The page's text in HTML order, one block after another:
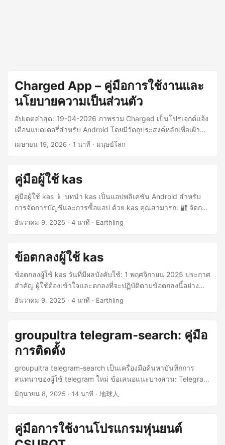
Charged App – คู่มือการใช้งานและ
นโยบายความเป็นส่วนตัว
อัปเดตล่าสุด: 19-04-2026 ภาพรวม Charged เป็นโปรเจกต์แจ้ง
เตือนแบตเตอรี่สำหรับ Android โดยมีวัตถุประสงค์หลักเพื่อเฝ้า
ติดตามสถานะการชาร์จของอุปกรณ์ในเครื่อง และแจ้งเตือนเมื่อ
แบตเตอรี่ชาร์จเต็ม คำแนะนำการใช้งาน หลังจากติดตั้งและเปิด
(เช่น การแจ้งเตือน ข้ามการเพิ่มประสิทธิภาพแบตเตอรี่ ฯลฯ) ทุก
ครั้งที่ชาร์จ ให้เปิดแอปด้วยตนเอง แอปจะตรวจสอบสถานะ
แบตเตอรี่อัตโนมัติระหว่างชาร์จ และเมื่อแบตเตอรี่เต็มจะประกาศ
เตือนที่คุณตั้งไว้ซ้ำ ๆ ด้วยเสียง เมื่อแบตเตอรี่ชาร์จเต็ม เพียงถอด
สายชาร์จ แอปจะปิดตัวเองโดยอัตโนมัติ ไม่ต้องกดปุ่มใด ๆ บน
หน้าจอ ในการตั้งค่า คุณสามารถปรับแต่งเนื้อหาการแจ้งเตือน
บ้าง แอป Android จะบันทึกเฉพาะการตั้งค่าภายในเครื่องที่จำเป็น
ต่อการทำงาน เช่น การเลือกภาษา ข้อความแจ้งเตือน สถานะการ
ทำตามคำแนะนำ และช่วงเวลาแจ้งเตือน การตั้งค่าภาษา: ใช้
สำหรับซิงก์ภาษาของอินเทอร์เฟซแอปและภาษาของการแจ้ง
เตือนด้วยเสียง ข้อความแจ้งเตือน: บันทึกเฉพาะในเครื่อง ใช้
สำหรับประกาศเนื้อหาที่คุณตั้งไว้ซ้ำ ๆ เมื่อแบตเตอรี่เต็ม ช่วงเวลา
การแจ้งเตือนซ้ำ คำอธิบายสิทธิ์ แอปจะขอสิทธิ์ต่อไปนี้เพื่อใช้
เฉพาะฟังก์ชันหลัก เช่น การตรวจสอบแบตเตอรี่ การแจ้งเตือน
ด้วยเสียง และการทำงานของบริการอย่างต่อเนื่อง: สิทธิ์บริการ
เบื้องหน้า (android.permission.FOREGROUND_SERVICE,
android.permission.FOREGROUND_SERVICE_SPECIAL_USE)
: สำหรับตรวจสอบสถานะแบตเตอรี่อย่างต่อเนื่อง สิทธิ์การแจ้ง
เตือน (android.permission.POST_NOTIFICATIONS): สำหรับ
ให้บริการตรวจสอบยังคงทำงานระหว่างชาร์จ สิทธิ์เริ่มอัตโนมัติ
เมื่อบูต (android.permission.RECEIVE_BOOT_COMPLETED):
เมษายน 19, 2026 · 1 นาที · มนุษย์โลก
คู่มือผู้ใช้ kas
คู่มือผู้ใช้ kas 📱 บทนำ kas เป็นแอปพลิเคชัน Android สำหรับ
การจัดการบัญชีและการซื้อแอป ด้วย kas คุณสามารถ: 🔐 จัดการ
บัญชีของคุณอย่างปลอดภัย 🔍 ค้นหาและสอบถามข้อมูลแอป 📦 ดู
ประเทศ/ภูมิภาคต่างๆ ⚠️ ข้อควรระวังที่สำคัญ 🚨 โปรดอ่านก่อน
ใช้งาน ก่อนใช้ kas โปรดตรวจสอบให้แน่ใจว่าคุณเข้าใจข้อมูล
สำคัญต่อไปนี้: 😞 สิ่งที่อาจทำให้คุณผิดหวัง เราทราบว่าแอปนี้อาจ
ไม่เหมาะกับทุกคน เพื่อไม่ให้เสียเวลาของคุณ เราจะระบุความ
แตกต่างระหว่างความคาดหวังของผู้ใช้กับประสบการณ์ใช้งาน
จริง รวมถึงประเด็นที่เกี่ยวข้องไว้ก่อน โปรดยืนยันว่าประเด็นด้าน
งานฟรีแต่มีโฆษณา ทุกครั้งที่คุณเปิดแอป จะมีหน้าเว็บของข้อ
ตกลงผู้ใช้แสดงขึ้นมา และคุณต้องกดยอมรับจึงจะเข้าใช้งานได้
หน้านั้นมีโฆษณาและเป็นเพียงจุดเดียวที่มีโฆษณา แอปนี้ไม่ได้
เป็นโอเพนซอร์ส แต่ยินดีให้ผู้เชี่ยวชาญตรวจสอบความปลอดภัย
ได้ ปัจจุบันแอปไม่มีแบ็กเอนด์ และไม่มีฟังก์ชันตรวจสอบการ
อัปเดต มีเพียงลิงก์ไปยังข้อตกลงผู้ใช้และร้านค้าแอปเท่านั้น หาก
ในอนาคตมีการเพิ่มแบ็กเอนด์ จะมีการอธิบายวัตถุประสงค์ให้
เพื่ออ่านข้อตกลงผู้ใช้ฉบับเต็ม ผู้ใช้ต้องเข้าใจและยอมรับข้อตกลง
นี้อย่างครบถ้วนก่อนใช้แอป kas 1. ข้อกำหนดของบัญชี ✅ ใช้
ธันวาคม 9, 2025 · 4 นาที · Earthling
ข้อตกลงผู้ใช้ kas
ข้อตกลงผู้ใช้ kas วันที่มีผลบังคับใช้: 1 พฤศจิกายน 2025 ประกาศ
สำคัญ ผู้ใช้ต้องเข้าใจและตกลงที่จะปฏิบัติตามข้อตกลงนี้อย่าง
ครบถ้วนก่อนใช้แอป kas ผู้ใช้สามารถดูและดาวน์โหลดเนื้อหา
การเข้าสู่ระบบบัญชีของผู้ใช้เองเท่านั้น ในกรณีอื่น ๆ ทั้งหมด คุณ
ต้องได้รับอนุญาตเป็นลายลักษณ์อักษรจากแอป kas เพื่อคัดลอก
เผยแพร่ซ้ำ อัปโหลด โพสต์ ส่ง แจกจ่าย หรือแสดงเนื้อหาแอป kas
ต่อสาธารณะ ผู้ใช้ตกลงที่จะไม่ใช้แอป kas เพื่อการขาย การค้า
หรือวัตถุประสงค์ทางการค้าอื่น ๆ ผู้ใช้ต้องไม่ใช้ภาษาที่ข่มขู่
หยาบคาย ลามก ไม่สุภาพ หรือเป็นอาชญากรรม ผู้ใช้ต้องไม่โพสต์
หรือส่งข้อมูลหรือวัสดุที่ละเมิดสิทธิ์ของบุคคลที่สามหรือมีไวรัส
ตกลงผู้ใช้นี้ (ต่อไปนี้จะเรียกว่า “ข้อตกลงนี้”) อย่างละเอียดก่อนใช้
kas (ต่อไปนี้จะเรียกว่า “แอปนี้”) ข้อตกลงนี้เป็นข้อตกลงทาง
ธันวาคม 9, 2025 · 4 นาที · Earthling
groupultra telegram-search: คู่มือ
การติดตั้ง
groupultra telegram-search เป็นเครื่องมือค้นหาบันทึกการ
สนทนาของผู้ใช้ telegram ใหม่ ข้อเสนอแนะบางส่วน: Telegram
群组管理机器人 @CSUBOT: สามารถส่งข้อความส่วนตัวถึงผู้ใช้
ใหม่ ส่งรหัสยืนยันหน้าเว็บ CloudFlare เพื่อทำการตรวจสอบก่อน
ไม่รบกวนสมาชิกคนอื่นๆ ในกลุ่ม 查询本机访问不同网站的公网
IP สามารถตรวจสอบการกำหนดค่าการแบ่งการรับส่งข้อมูลของ
มิถุนายน 8, 2025 · 14 นาที · 地球人
คู่มือการใช้งานโปรแกรมหุ่นยนต์